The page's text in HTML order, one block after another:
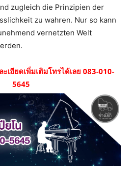
zugleich die Prinzipien der
zu wahren. Nur so kann
vernetzten Welt
เอียดเพิ่มเติมโทรได้เลย 083-010-
5645